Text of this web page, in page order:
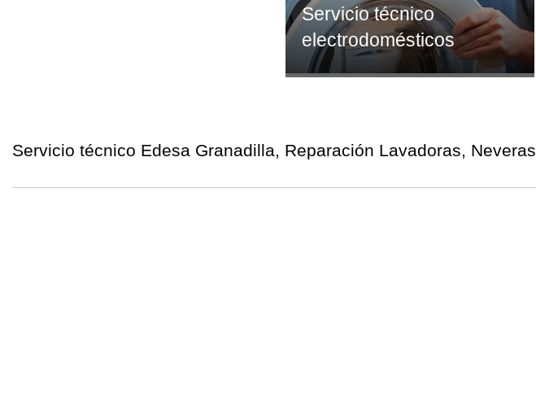
Servicio técnico
electrodomésticos
Servicio técnico Edesa Granadilla, Reparación Lavadoras, Neveras